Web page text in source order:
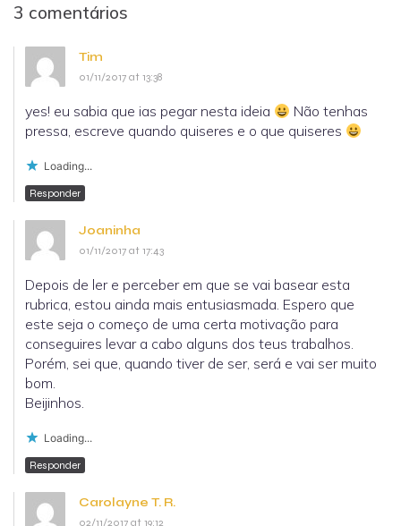
3 comentários
Tim
01/11/2017 at 13:38
yes! eu sabia que ias pegar nesta ideia
Não tenhas
pressa, escreve quando quiseres e o que quiseres
Loading...
Responder
Joaninha
01/11/2017 at 17:43
Depois de ler e perceber em que se vai basear esta
rubrica, estou ainda mais entusiasmada. Espero que
este seja o começo de uma certa motivação para
conseguires levar a cabo alguns dos teus trabalhos.
Porém, sei que, quando tiver de ser, será e vai ser muito
bom.
Beijinhos.
Loading...
Responder
Carolayne T. R.
02/11/2017 at 19:12